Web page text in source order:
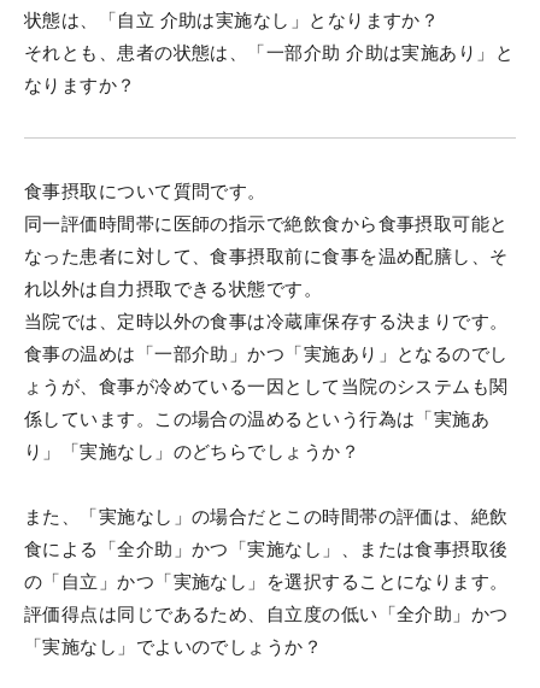
状態は、「自立 介助は実施なし」となりますか？
それとも、患者の状態は、「一部介助 介助は実施あり」と
なりますか？
食事摂取について質問です。
同一評価時間帯に医師の指示で絶飲食から食事摂取可能と
なった患者に対して、食事摂取前に食事を温め配膳し、そ
れ以外は自力摂取できる状態です。
当院では、定時以外の食事は冷蔵庫保存する決まりです。
食事の温めは「一部介助」かつ「実施あり」となるのでし
ょうが、食事が冷めている一因として当院のシステムも関
係しています。この場合の温めるという行為は「実施あ
り」「実施なし」のどちらでしょうか？
また、「実施なし」の場合だとこの時間帯の評価は、絶飲
食による「全介助」かつ「実施なし」、または食事摂取後
の「自立」かつ「実施なし」を選択することになります。
評価得点は同じであるため、自立度の低い「全介助」かつ
「実施なし」でよいのでしょうか？